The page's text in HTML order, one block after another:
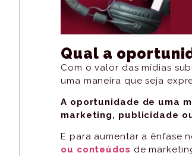
Qual a
Com o valor das mídias
uma maneira que seja
A oportunidade de uma
marketing, publicidade
E para aumentar a ênfase
ou conteúdos de